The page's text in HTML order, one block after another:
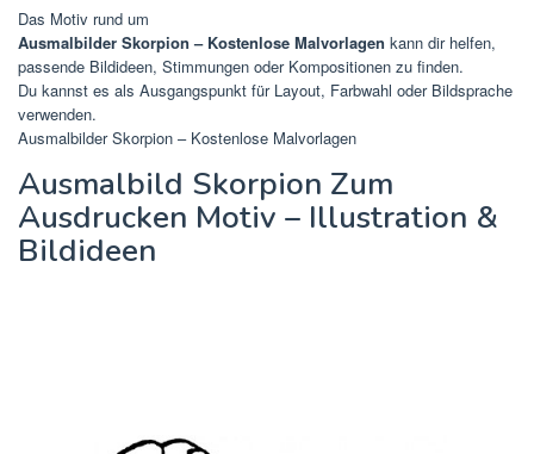
Das Motiv rund um
Ausmalbilder Skorpion – Kostenlose Malvorlagen kann dir helfen,
passende Bildideen, Stimmungen oder Kompositionen zu finden.
Du kannst es als Ausgangspunkt für Layout, Farbwahl oder Bildsprache
verwenden.
Ausmalbilder Skorpion – Kostenlose Malvorlagen
Ausmalbild Skorpion Zum
Ausdrucken Motiv – Illustration &
Bildideen